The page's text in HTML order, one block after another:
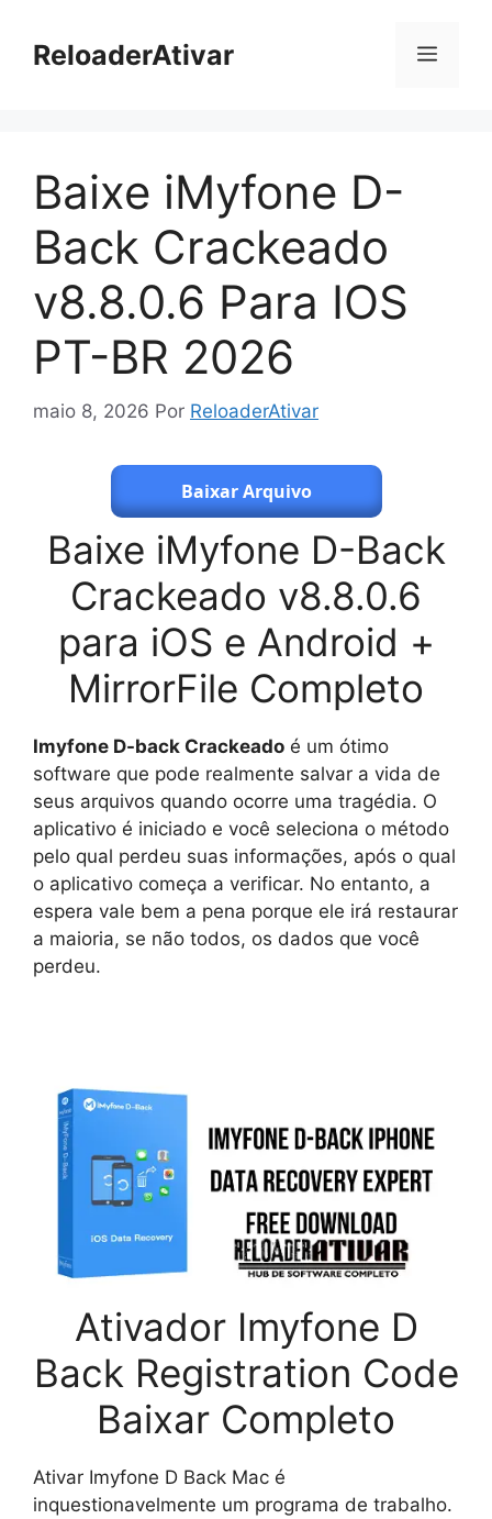
paraReloaderAtivar Menu
Baixe iMyfone D-
Back Crackeado
v8.8.0.6 Para IOS
PT-BR 2026
maio 8, 2026 Por ReloaderAtivar
Baixar Arquivo
Baixe iMyfone D-Back
Crackeado v8.8.0.6
para iOS e Android +
MirrorFile Completo
Imyfone D-back Crackeado é um ótimo
software que pode realmente salvar a vida de
seus arquivos quando ocorre uma tragédia. O
aplicativo é iniciado e você seleciona o método
pelo qual perdeu suas informações, após o qual
o aplicativo começa a verificar. No entanto, a
espera vale bem a pena porque ele irá restaurar
a maioria, se não todos, os dados que você
perdeu.
Ativador Imyfone D
Back Registration Code
Baixar Completo
Ativar Imyfone D Back Mac é
inquestionavelmente um programa de trabalho.